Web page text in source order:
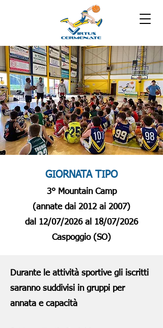
GIORNATA TIPO
3° Mountain Camp
(annate dai 2012 ai 2007)
dal 12/07/2026 al 18/07/2026
Caspoggio (SO)
Durante le attività sportive gli iscritti
saranno suddivisi in gruppi per
annata e capacità